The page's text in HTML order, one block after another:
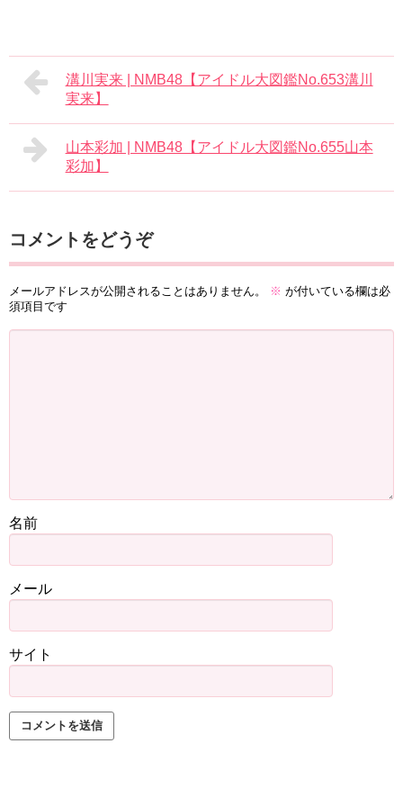
溝川実来 | NMB48【アイドル大図鑑No.653溝川
実来】
山本彩加 | NMB48【アイドル大図鑑No.655山本
彩加】
コメントをどうぞ
メールアドレスが公開されることはありません。 ※ が付いている欄は必
須項目です
名前
メール
サイト